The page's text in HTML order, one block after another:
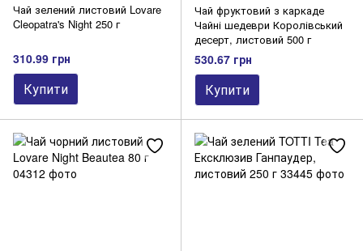
Чай зелений листовий Lovare
Cleopatra's Night 250 г
310.99 грн
Купити
Чай фруктовий з каркаде
Чайні шедеври Королівський
десерт, листовий 500 г
530.67 грн
Купити